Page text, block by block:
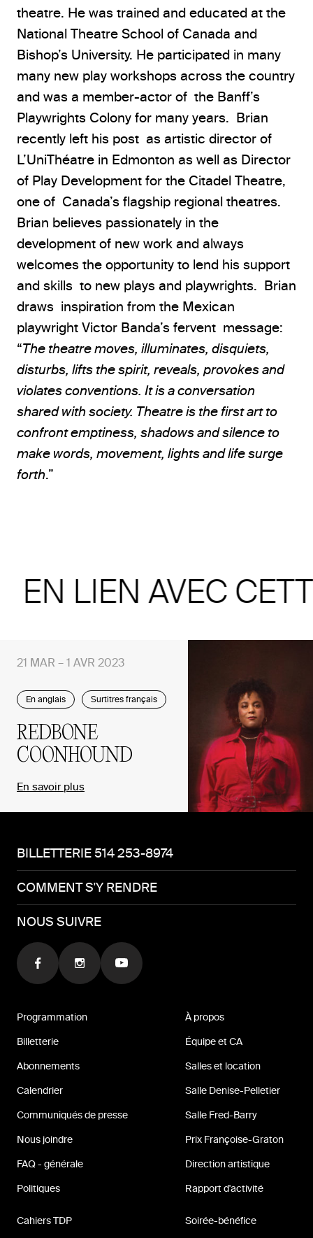
theatre. He was trained and educated at the
National Theatre School of Canada and
Bishop’s University. He participated in many
many new play workshops across the country
and was a member-actor of the Banff’s
Playwrights Colony for many years. Brian
recently left his post as artistic director of
L’UniThéatre in Edmonton as well as Director
of Play Development for the Citadel Theatre,
one of Canada’s flagship regional theatres.
Brian believes passionately in the
development of new work and always
welcomes the opportunity to lend his support
and skills to new plays and playwrights. Brian
draws inspiration from the Mexican
playwright Victor Banda’s fervent message:
“The theatre moves, illuminates, disquiets,
disturbs, lifts the spirit, reveals, provokes and
violates conventions. It is a conversation
shared with society. Theatre is the first art to
confront emptiness, shadows and silence to
make words, movement, lights and life surge
forth.”
EN LIEN AVEC
En anglais Surtitres français
REDBONE
COONHOUND
21 MAR – 1 AVR 2023
En savoir plus
BILLETTERIE 514 253-8974
COMMENT S'Y RENDRE
NOUS SUIVRE
Programmation
Billetterie
Abonnements
Calendrier
Communiqués de presse
Nous joindre
FAQ - générale
Politiques
À propos
Équipe et CA
Salles et location
Salle Denise-Pelletier
Salle Fred-Barry
Prix Françoise-Graton
Direction artistique
Rapport d'activité
Cahiers TDP Soirée-bénéfice